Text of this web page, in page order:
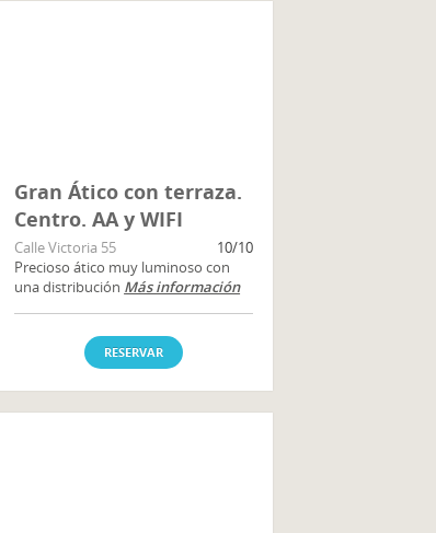
Gran Ático con terraza.
Centro. AA y WIFI
Calle Victoria 55
10/10
Precioso ático muy luminoso con
una distribución Más información
RESERVAR